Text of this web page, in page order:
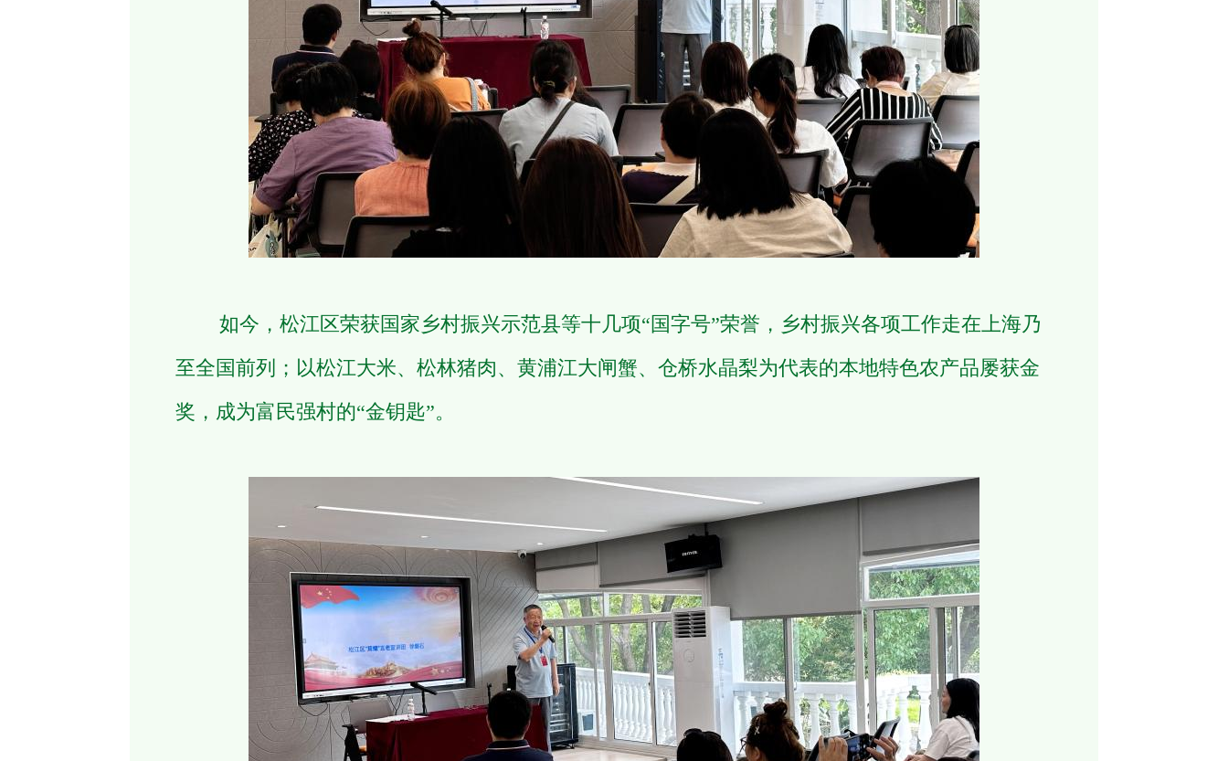
如今，松江区荣获国家乡村振兴示范县等十几项“国字号”荣誉，乡村振兴各项工作走在上海乃
至全国前列；以松江大米、松林猪肉、黄浦江大闸蟹、仓桥水晶梨为代表的本地特色农产品屡获金
奖，成为富民强村的“金钥匙”。